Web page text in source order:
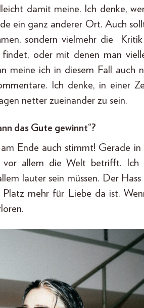
damit meine. Ich denke,
ein ganz anderer Ort. Auch
sondern vielmehr die Kritik
oder mit denen man
meine ich in diesem Fall auch
Ich denke, in einer
netter zueinander zu sein.
das Gute gewinnt“?
Ende auch stimmt! Gerade
allem die Welt betrifft. Ich
lauter sein müssen. Der
Platz mehr für Liebe da ist.